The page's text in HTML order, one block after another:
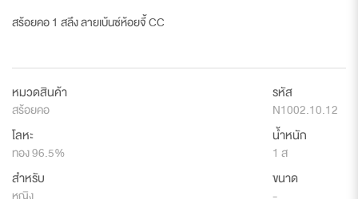
สร้อยคอ 1 สลึง ลายเบ้นซ์ห้อยจี้ CC
หมวดสินค้า
สร้อยคอ
โลหะ
ทอง 96.5%
สำหรับ
รหัส
N1002.10.12
น้ำหนัก
1 ส
ขนาด